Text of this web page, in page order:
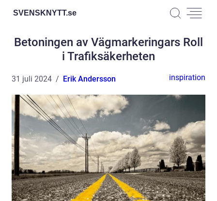
SVENSKNYTT.se
Betoningen av Vägmarkeringars Roll
i Trafiksäkerheten
31 juli 2024 Erik Andersson inspiration